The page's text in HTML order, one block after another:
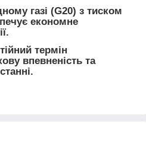
газі (G20) з тиском
економне
термін
впевненість та